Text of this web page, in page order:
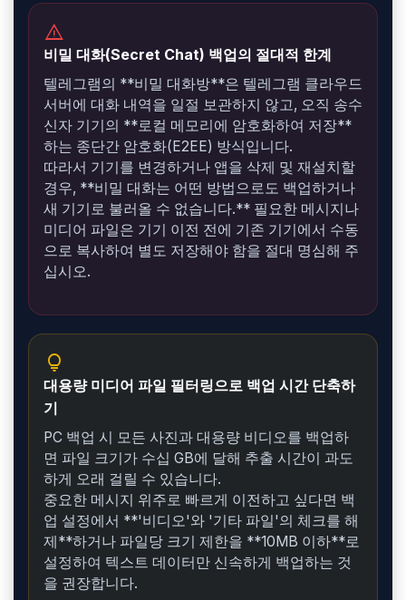
warning
비밀 대화(Secret Chat) 백업의 절대적 한계
텔레그램의 **비밀 대화방**은 텔레그램 클라우드
서버에 대화 내역을 일절 보관하지 않고, 오직 송수
신자 기기의 **로컬 메모리에 암호화하여 저장**
하는 종단간 암호화(E2EE) 방식입니다.
따라서 기기를 변경하거나 앱을 삭제 및 재설치할
경우, **비밀 대화는 어떤 방법으로도 백업하거나
새 기기로 불러올 수 없습니다.** 필요한 메시지나
미디어 파일은 기기 이전 전에 기존 기기에서 수동
으로 복사하여 별도 저장해야 함을 절대 명심해 주
십시오.
lightbulb
대용량 미디어 파일 필터링으로 백업 시간 단축하
기
PC 백업 시 모든 사진과 대용량 비디오를 백업하
면 파일 크기가 수십 GB에 달해 추출 시간이 과도
하게 오래 걸릴 수 있습니다.
중요한 메시지 위주로 빠르게 이전하고 싶다면 백
업 설정에서 **'비디오'와 '기타 파일'의 체크를 해
제**하거나 파일당 크기 제한을 **10MB 이하**로
설정하여 텍스트 데이터만 신속하게 백업하는 것
을 권장합니다.